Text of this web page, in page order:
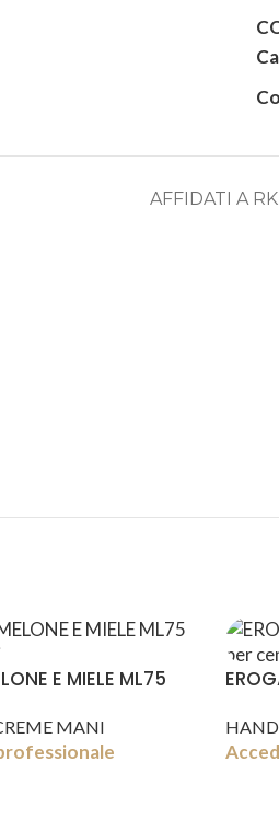
AFFIDATI A RK
E MIELE ML75
MANI